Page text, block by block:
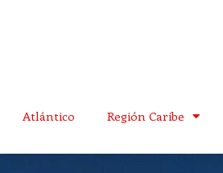
Atlántico Región Caribe